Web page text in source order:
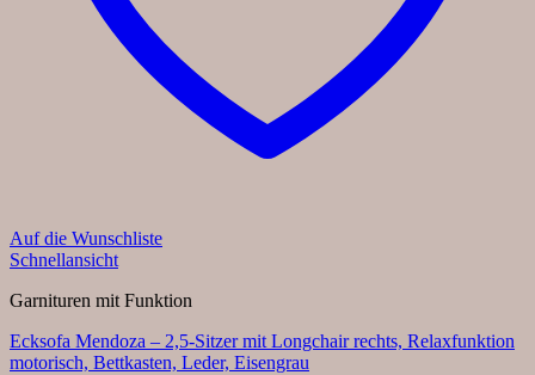
Auf die Wunschliste
Schnellansicht
Garnituren mit Funktion
Ecksofa Mendoza – 2,5-Sitzer mit Longchair rechts, Relaxfunktion
motorisch, Bettkasten, Leder, Eisengrau